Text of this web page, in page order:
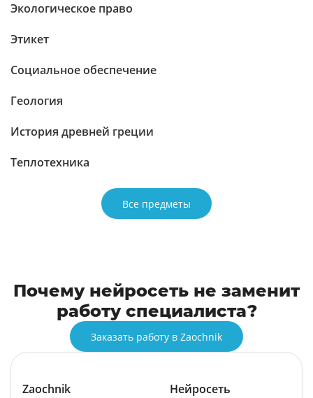
Экологическое право
Этикет
Социальное обеспечение
Геология
История древней греции
Теплотехника
Все предметы
Почему нейросеть не заменит
работу специалиста?
Заказать работу в Zaochnik
Zaochnik Нейросеть